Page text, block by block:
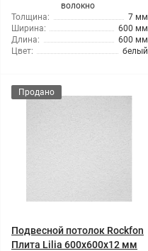
волокно
Толщина:
7 мм
Ширина:
600 мм
Длина:
600 мм
Цвет:
белый
Продано
Подвесной потолок Rockfon
Плита Lilia 600x600x12 мм